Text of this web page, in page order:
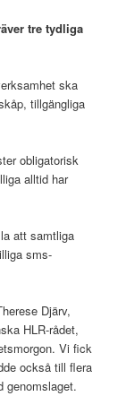
tre tydliga
ska
tillgängliga
obligatorisk
alltid har
att samtliga
sms-
Djärv,
HLR-rådet,
Vi fick
också till flera
genomslaget.